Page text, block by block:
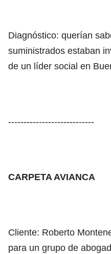
Diagnóstico: querían
suministrados estaban
de un líder social en
----------------------------
CARPETA AVIANCA
Cliente: Roberto
para un grupo de